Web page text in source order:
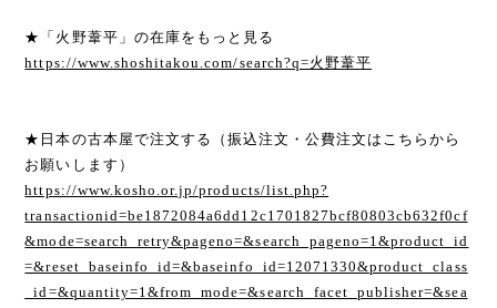
★「火野葦平」の在庫をもっと見る
https://www.shoshitakou.com/search?q=火野葦平
★日本の古本屋で注文する（振込注文・公費注文はこちらから
お願いします）
https://www.kosho.or.jp/products/list.php?
transactionid=be1872084a6dd12c1701827bcf80803cb632f0cf
&mode=search_retry&pageno=&search_pageno=1&product_id
=&reset_baseinfo_id=&baseinfo_id=12071330&product_class
_id=&quantity=1&from_mode=&search_facet_publisher=&sea